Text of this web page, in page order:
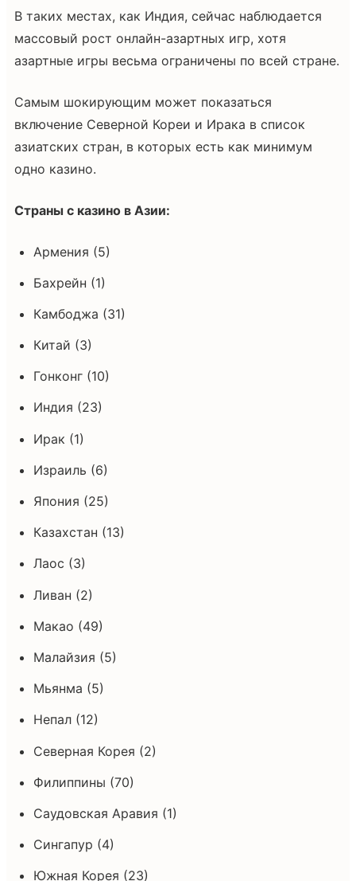
В таких местах, как Индия, сейчас наблюдается
массовый рост онлайн-азартных игр, хотя
азартные игры весьма ограничены по всей стране.
Самым шокирующим может показаться
включение Северной Кореи и Ирака в список
азиатских стран, в которых есть как минимум
одно казино.
Страны с казино в Азии:
Армения (5)
Бахрейн (1)
Камбоджа (31)
Китай (3)
Гонконг (10)
Индия (23)
Ирак (1)
Израиль (6)
Япония (25)
Казахстан (13)
Лаос (3)
Ливан (2)
Макао (49)
Малайзия (5)
Мьянма (5)
Непал (12)
Северная Корея (2)
Филиппины (70)
Саудовская Аравия (1)
Сингапур (4)
Южная Корея (23)